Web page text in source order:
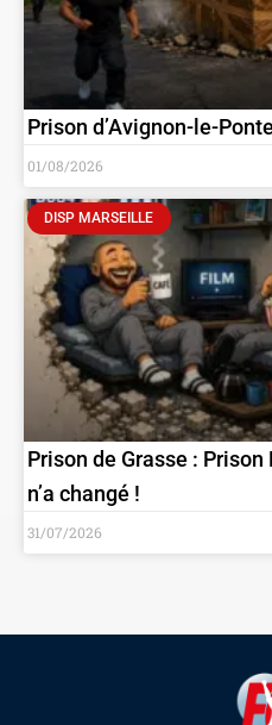
Prison d’Avignon-le-
01/08/2026
DISP MARSEILLE
Prison de Grasse :
n’a changé !
31/07/2026